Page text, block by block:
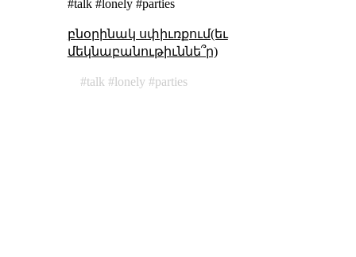
#talk #lonely #parties
բնօրինակ սփիւռքում(եւ
մեկնաբանութիւննե՞ր)
talk lonely parties